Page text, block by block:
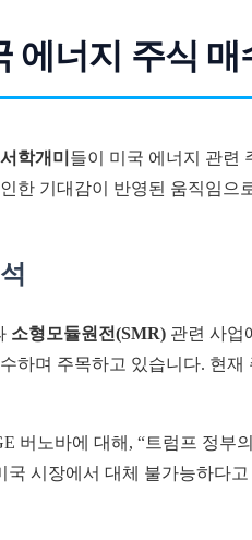
에너지 주식 매
서학개미 들이 미국 에너지 관련
한 기대감이 반영된 움직임으
소형모듈원전(SMR) 관련 사업
하며 주목하고 있습니다. 현재
버노바에 대해, “트럼프 정부
국 시장에서 대체 불가능하다